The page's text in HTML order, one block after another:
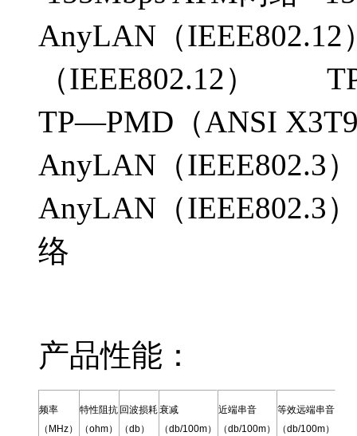
AnyLAN（
（IEEE802.12）
TP—PMD（ANSI
AnyLAN（
AnyLAN（
络
产品性能：
频率
（MHz）
特性阻抗
（ohm）
回波损耗
（db）
衰减
（db/100m）
近端串音
（db/100m）
等效远端串音
（db/100m）